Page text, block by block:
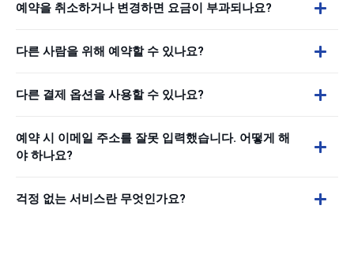
예약을 취소하거나 변경하면 요금이 부과되나요?
다른 사람을 위해 예약할 수 있나요?
다른 결제 옵션을 사용할 수 있나요?
예약 시 이메일 주소를 잘못 입력했습니다. 어떻게 해
야 하나요?
걱정 없는 서비스란 무엇인가요?